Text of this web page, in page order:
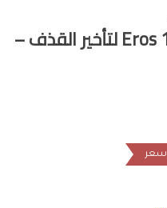
كريم ايروس Eros 100% Power لتأخير القذف –